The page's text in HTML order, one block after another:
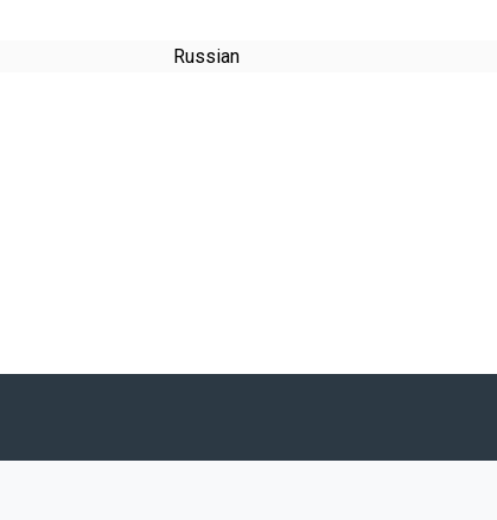
Russian